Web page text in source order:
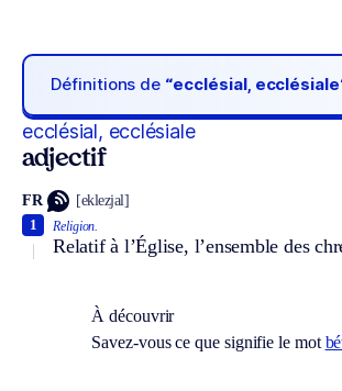
Définitions de “ecclésial,
ecclésial, ecclésiale
adjectif
FR [eklezjal]
Religion.
Relatif à l’Église, l’ensemble des
1
À découvrir
Savez-vous ce que signifie le mot